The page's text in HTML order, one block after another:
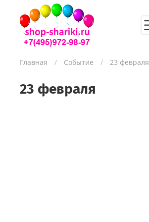
Главная Событие 23 февраля
23 февраля